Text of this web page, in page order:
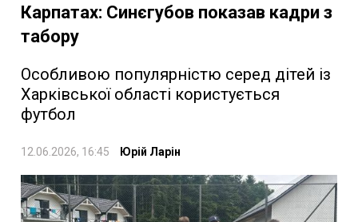
Карпатах: Синєгубов показав кадри з
табору
Особливою популярністю серед дітей із
Харківської області користується
футбол
12.06.2026, 16:45 Юрій Ларін